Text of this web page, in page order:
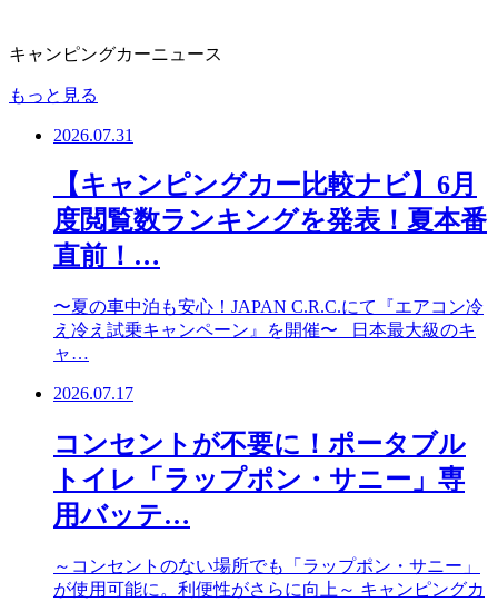
キャンピングカーニュース
もっと見る
2026.07.31
【キャンピングカー比較ナビ】6月
度閲覧数ランキングを発表！夏本番
直前！…
〜夏の車中泊も安心！JAPAN C.R.C.にて『エアコン冷
え冷え試乗キャンペーン』を開催〜 日本最大級のキ
ャ…
2026.07.17
コンセントが不要に！ポータブル
トイレ「ラップポン・サニー」専
用バッテ…
～コンセントのない場所でも「ラップポン・サニー」
が使用可能に。利便性がさらに向上～ キャンピングカ